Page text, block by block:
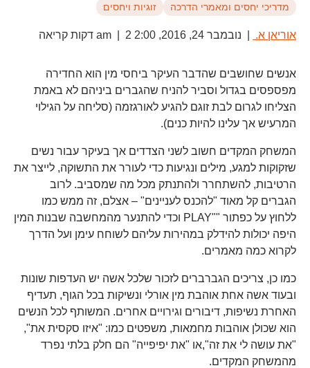
מדריכי יחסים ומאמרי הדרכה זוגיות ויחסים
אוריאן א. נובמבר 24, 2016, 2:00 am 2 דקות קריאה
אנשים שחושבים שהדבר העיקר ביחסי מין הוא החדירה
מפספסים בגדול וסביר להניח שהגברים ביניהם לא באמת
הצליחו לגרום לבת זוגם להגיע לאורגזמה (סליחה על הגילוי
המרעיש אך עלינו להיות כנים).
המשחק המקדים חשוב לשני הצדדים אך בעיקר עבור נשים
שזקוקות למגע, מילים ונגיעות כדי לעורר את התשוקה, לייצר את
הרטיבות, להשתחרר ולהתנתק מכל מה שמסביב. לרוב
הגברים קל מאוד "להכנס לעניינים" – אצלם, זה ממש כמו
ללחוץ על כפתור ""PLAY וכדי להתנער מהמחשבה שבנות המין
היפה יכולות להידלק במהירות עליהם לשוחח עימן ועל הדרך
לקרוא כמה מאמרים.
כמו כן, צריכים הגברברים לזכור שלכל אשה יש העדפות שונות
ובעוד אשה אחת אוהבת מין אורלי ונשיקות בכל הגוף, תעדיף
האחרת נשיפות, דיבורים וגירויים אחרים. המשותף לכל הנשים
הוא שכולן אוהבות מחמאות, משפטים כמו: "איזו סקסית את",
"את עושה לי את זה",או "את יפיפייה" הם חלק בלתי נפרד
מהמשחק המקדים.